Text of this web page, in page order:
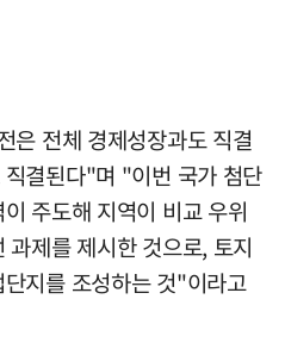
은 전체 경제성장과도 직결
결된다"며 "이번 국가 첨단
주도해 지역이 비교 우위
제를 제시한 것으로, 토지
지를 조성하는 것"이라고